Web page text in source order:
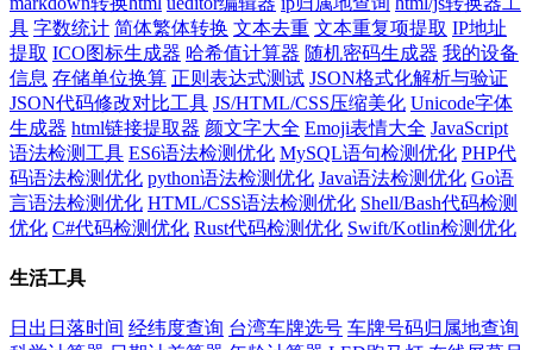
具 字数统计 简体繁体转换 文本去重 文本重复项提取 IP地址
提取 ICO图标生成器 哈希值计算器 随机密码生成器 我的设备
信息 存储单位换算 正则表达式测试 JSON格式化解析与验证
JSON代码修改对比工具 JS/HTML/CSS压缩美化 Unicode字体
生成器 html链接提取器 颜文字大全 Emoji表情大全 JavaScript
语法检测工具 ES6语法检测优化 MySQL语句检测优化 PHP代
码语法检测优化 python语法检测优化 Java语法检测优化 Go语
言语法检测优化 HTML/CSS语法检测优化 Shell/Bash代码检测
优化 C#代码检测优化 Rust代码检测优化 Swift/Kotlin检测优化
生活工具
日出日落时间 经纬度查询 台湾车牌选号 车牌号码归属地查询